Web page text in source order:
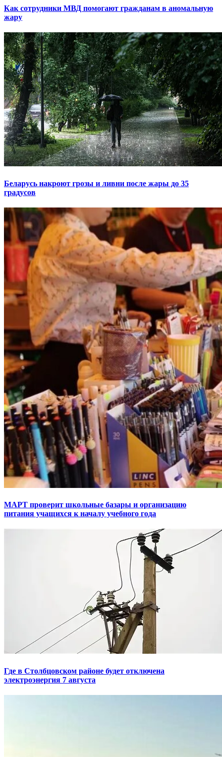
Как сотрудники МВД помогают гражданам в аномальную
жару
Беларусь накроют грозы и ливни после жары до 35
градусов
МАРТ проверит школьные базары и организацию
питания учащихся к началу учебного года
Где в Столбцовском районе будет отключена
электроэнергия 7 августа